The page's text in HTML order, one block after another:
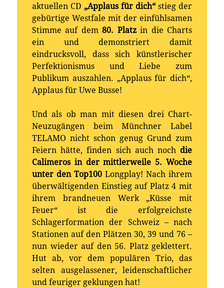
aktuellen CD „Applaus für dich“stieg der
gebürtige Westfale mit der einfühlsamen
Stimme auf dem80. Platzin die Charts
ein und demonstriert damit
eindrucksvoll, dass sich künstlerischer
Perfektionismus und Liebe zum
Publikum auszahlen. „Applaus für dich“,
Applaus für Uwe Busse!
Und als ob man mit diesen drei Chart-
Neuzugängen beim Münchner Label
TELAMO nicht schon genug Grund zum
Feiern hätte, finden sich auch noch die
Calimeros in der mittlerweile 5. Woche
unter den Top100 Longplay! Nach ihrem
überwältigenden Einstieg auf Platz 4 mit
ihrem brandneuen Werk „Küsse mit
Feuer“ ist die erfolgreichste
Schlagerformation der Schweiz – nach
Stationen auf den Plätzen 30, 39 und 76 –
nun wieder auf den 56. Platz geklettert.
Hut ab, vor dem populären Trio, das
selten ausgelassener, leidenschaftlicher
und feuriger geklungen hat!